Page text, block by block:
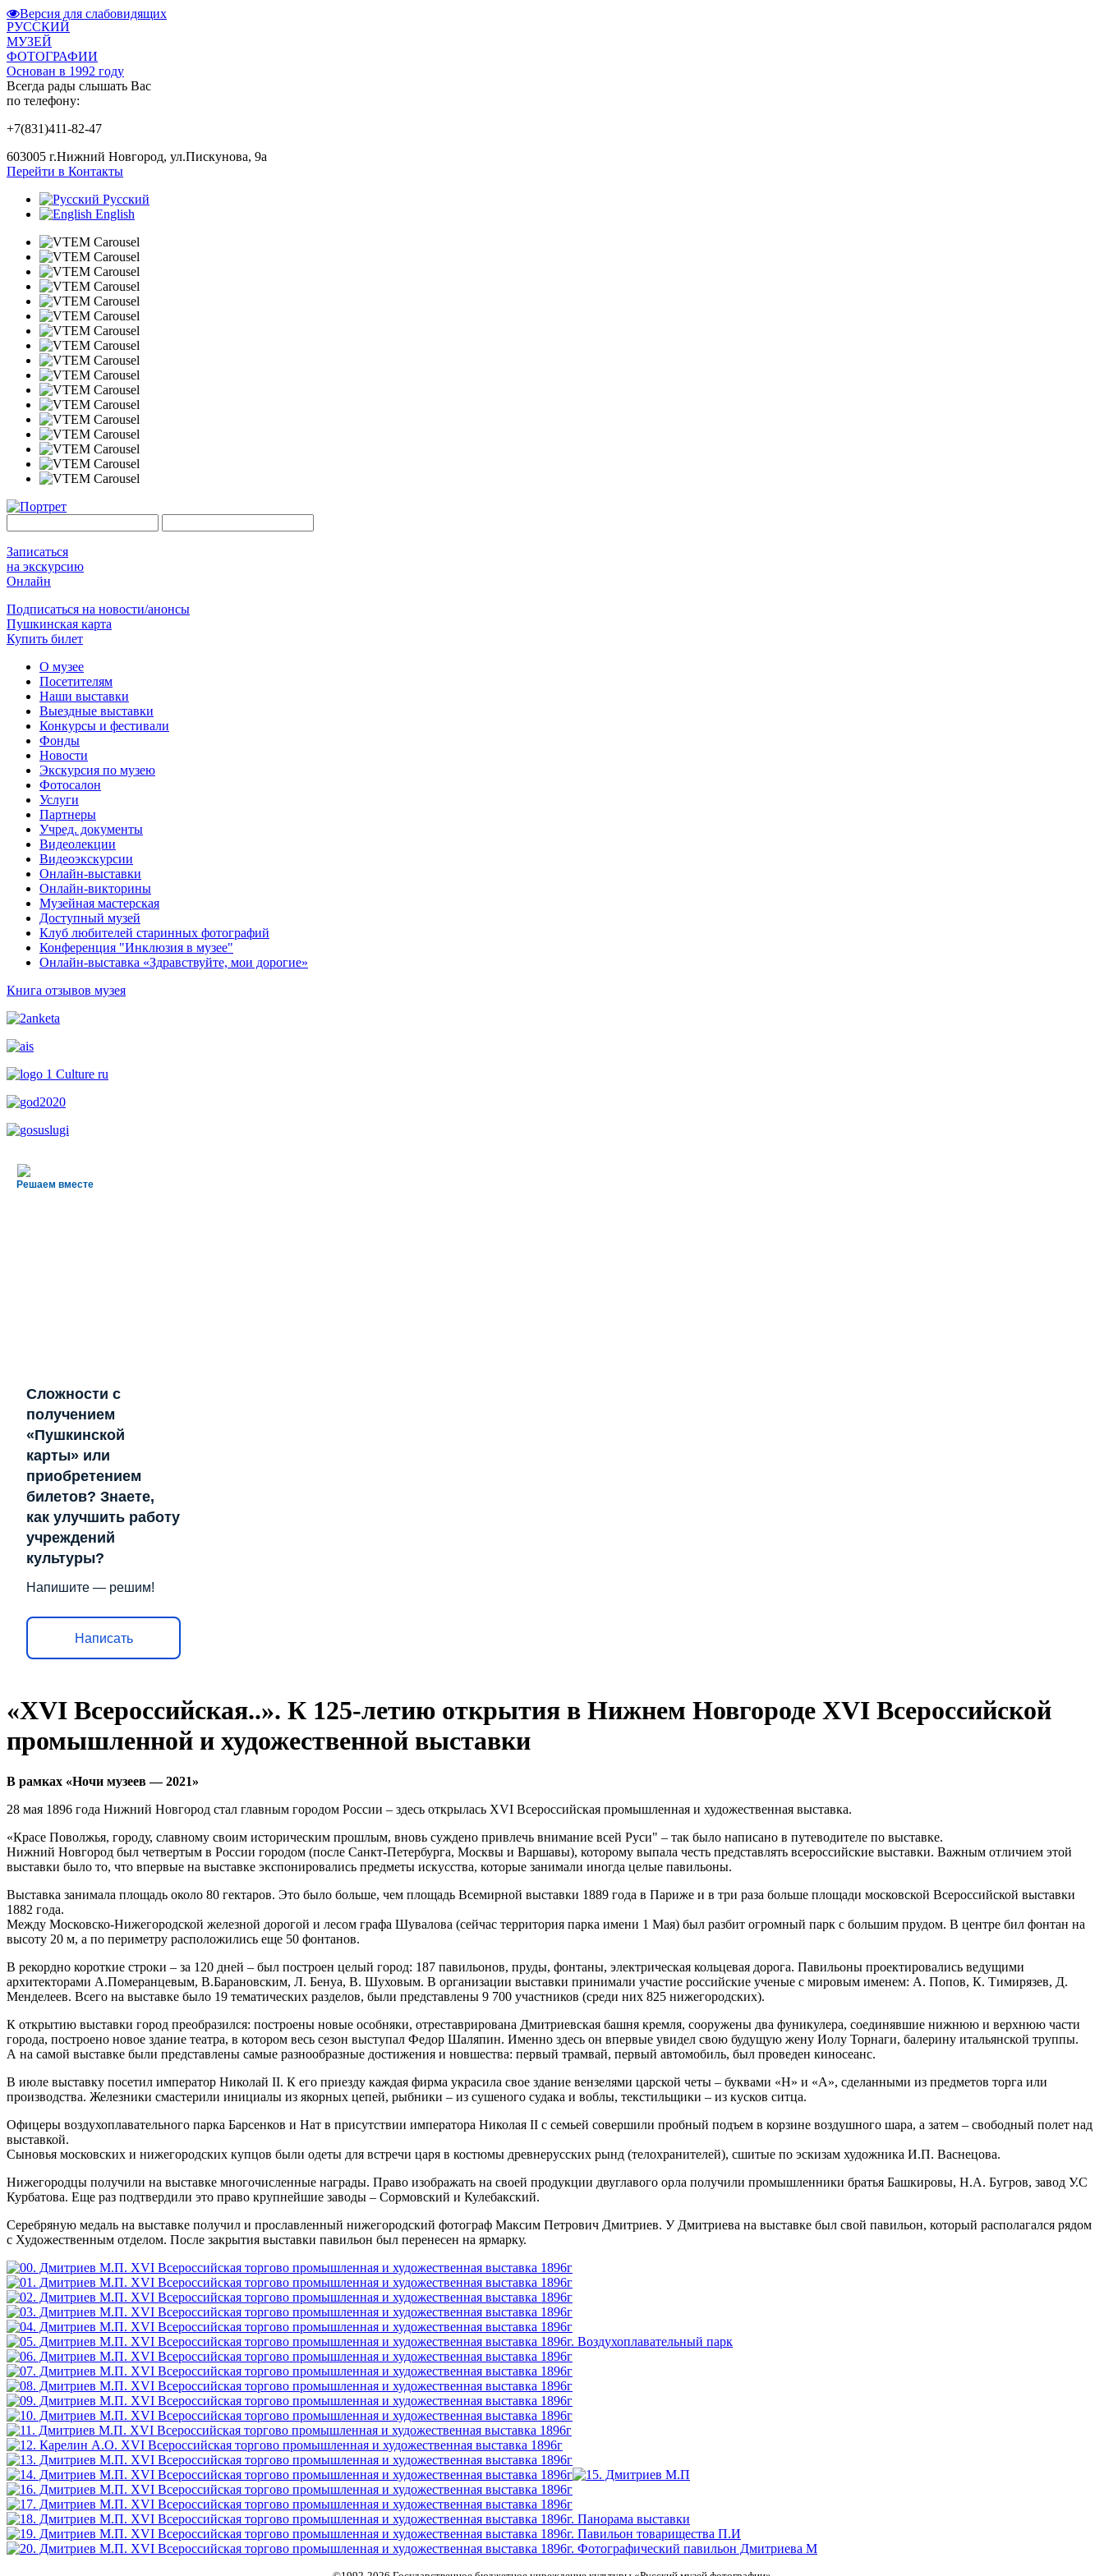
Версия для слабовидящих
РУССКИЙ
МУЗЕЙ
ФОТОГРАФИИ
Основан в 1992 году
Всегда рады слышать Вас
по телефону:
+7(831)411-82-47
603005 г.Нижний Новгород, ул.Пискунова, 9а
Перейти в Контакты
Русский
English
Записаться
на экскурсию
Онлайн
Подписаться на новости/анонсы
Пушкинская карта
Купить билет
О музее
Посетителям
Наши выставки
Выездные выставки
Конкурсы и фестивали
Фонды
Новости
Экскурсия по музею
Фотосалон
Услуги
Партнеры
Учред. документы
Видеолекции
Видеоэкскурсии
Онлайн-выставки
Онлайн-викторины
Музейная мастерская
Доступный музей
Клуб любителей старинных фотографий
Конференция "Инклюзия в музее"
Онлайн-выставка «Здравствуйте, мои дорогие»
Книга отзывов музея
Решаем вместе
Сложности с
получением
«Пушкинской
карты» или
приобретением
билетов? Знаете,
как улучшить работу
учреждений
культуры?
Напишите — решим!
Написать
«XVI Всероссийская..». К 125-летию открытия в Нижнем Новгороде XVI Всероссийской
промышленной и художественной выставки
В рамках «Ночи музеев — 2021»
28 мая 1896 года Нижний Новгород стал главным городом России – здесь открылась XVI Всероссийская промышленная и художественная выставка.
«Красе Поволжья, городу, славному своим историческим прошлым, вновь суждено привлечь внимание всей Руси" – так было написано в путеводителе по выставке.
Нижний Новгород был четвертым в России городом (после Санкт-Петербурга, Москвы и Варшавы), которому выпала честь представлять всероссийские выставки. Важным отличием этой
выставки было то, что впервые на выставке экспонировались предметы искусства, которые занимали иногда целые павильоны.
Выставка занимала площадь около 80 гектаров. Это было больше, чем площадь Всемирной выставки 1889 года в Париже и в три раза больше площади московской Всероссийской выставки
1882 года.
Между Московско-Нижегородской железной дорогой и лесом графа Шувалова (сейчас территория парка имени 1 Мая) был разбит огромный парк с большим прудом. В центре бил фонтан на
высоту 20 м, а по периметру расположились еще 50 фонтанов.
В рекордно короткие строки – за 120 дней – был построен целый город: 187 павильонов, пруды, фонтаны, электрическая кольцевая дорога. Павильоны проектировались ведущими
архитекторами А.Померанцевым, В.Барановским, Л. Бенуа, В. Шуховым. В организации выставки принимали участие российские ученые с мировым именем: А. Попов, К. Тимирязев, Д.
Менделеев. Всего на выставке было 19 тематических разделов, были представлены 9 700 участников (среди них 825 нижегородских).
К открытию выставки город преобразился: построены новые особняки, отреставрирована Дмитриевская башня кремля, сооружены два фуникулера, соединявшие нижнюю и верхнюю части
города, построено новое здание театра, в котором весь сезон выступал Федор Шаляпин. Именно здесь он впервые увидел свою будущую жену Иолу Торнаги, балерину итальянской труппы.
А на самой выставке были представлены самые разнообразные достижения и новшества: первый трамвай, первый автомобиль, был проведен киносеанс.
В июле выставку посетил император Николай II. К его приезду каждая фирма украсила свое здание вензелями царской четы – буквами «Н» и «А», сделанными из предметов торга или
производства. Железники смастерили инициалы из якорных цепей, рыбники – из сушеного судака и воблы, текстильщики – из кусков ситца.
Офицеры воздухоплавательного парка Барсенков и Нат в присутствии императора Николая II с семьей совершили пробный подъем в корзине воздушного шара, а затем – свободный полет над
выставкой.
Сыновья московских и нижегородских купцов были одеты для встречи царя в костюмы древнерусских рынд (телохранителей), сшитые по эскизам художника И.П. Васнецова.
Нижегородцы получили на выставке многочисленные награды. Право изображать на своей продукции двуглавого орла получили промышленники братья Башкировы, Н.А. Бугров, завод У.С
Курбатова. Еще раз подтвердили это право крупнейшие заводы – Сормовский и Кулебакский.
Серебряную медаль на выставке получил и прославленный нижегородский фотограф Максим Петрович Дмитриев. У Дмитриева на выставке был свой павильон, который располагался рядом
с Художественным отделом. После закрытия выставки павильон был перенесен на ярмарку.